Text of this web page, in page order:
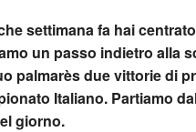
settimana fa hai
un passo indietro alla
palmarès due vittorie di
Italiano. Partiamo
giorno.